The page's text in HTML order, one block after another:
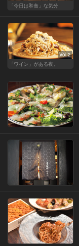
「今日は和食」な気分
Vol.2
「ワイン」がある夜。